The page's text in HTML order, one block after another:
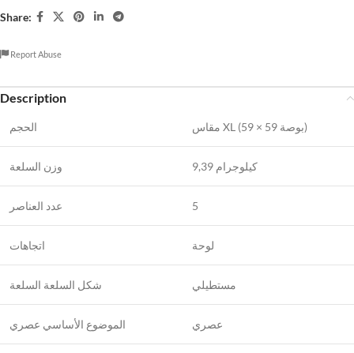
Share:
Report Abuse
Description
الحجم مقاس XL (59 × 59 بوصة)
وزن السلعة 9,39 كيلوجرام
عدد العناصر 5
اتجاهات لوحة
شكل السلعة السلعة مستطيلي
الموضوع الأساسي عصري عصري